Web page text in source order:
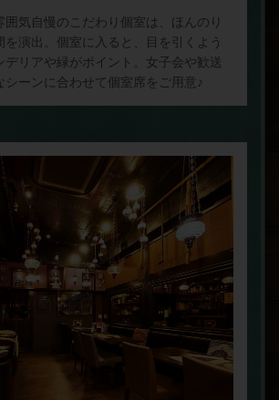
囲気自慢のこだわり個室は、ほんのり
を演出。個室に入ると、目を引くよう
デリアや緑がポイント。女子会や歓送
シーンに合わせて個室席をご用意♪